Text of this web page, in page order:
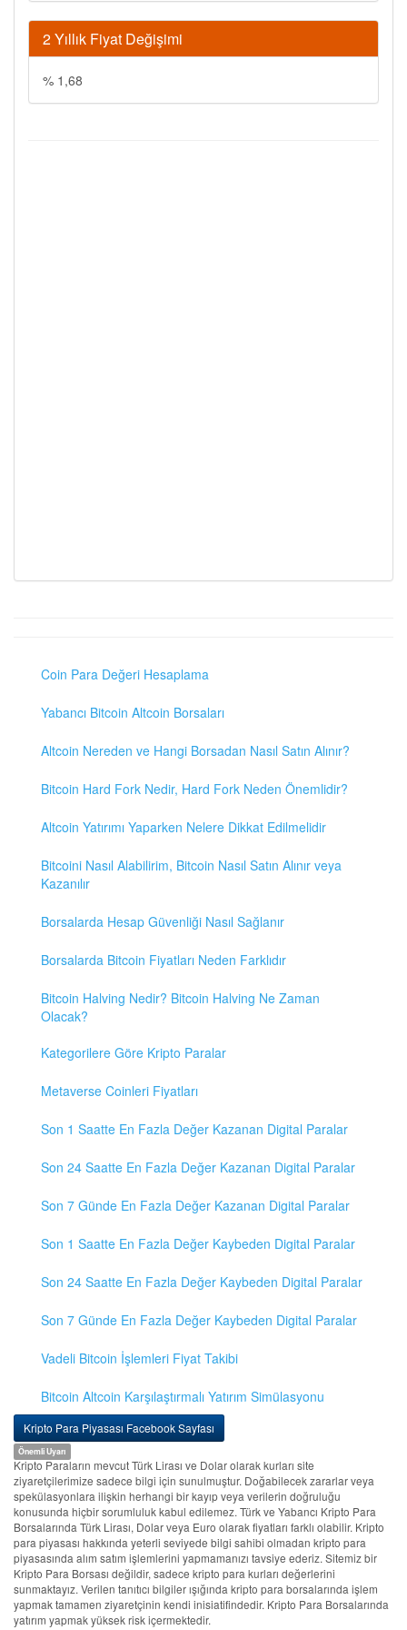
2 Yıllık Fiyat Değişimi
% 1,68
Coin Para Değeri Hesaplama
Yabancı Bitcoin Altcoin Borsaları
Altcoin Nereden ve Hangi Borsadan Nasıl Satın Alınır?
Bitcoin Hard Fork Nedir, Hard Fork Neden Önemlidir?
Altcoin Yatırımı Yaparken Nelere Dikkat Edilmelidir
Bitcoini Nasıl Alabilirim, Bitcoin Nasıl Satın Alınır veya
Kazanılır
Borsalarda Hesap Güvenliği Nasıl Sağlanır
Borsalarda Bitcoin Fiyatları Neden Farklıdır
Bitcoin Halving Nedir? Bitcoin Halving Ne Zaman
Olacak?
Kategorilere Göre Kripto Paralar
Metaverse Coinleri Fiyatları
Son 1 Saatte En Fazla Değer Kazanan Digital Paralar
Son 24 Saatte En Fazla Değer Kazanan Digital Paralar
Son 7 Günde En Fazla Değer Kazanan Digital Paralar
Son 1 Saatte En Fazla Değer Kaybeden Digital Paralar
Son 24 Saatte En Fazla Değer Kaybeden Digital Paralar
Son 7 Günde En Fazla Değer Kaybeden Digital Paralar
Vadeli Bitcoin İşlemleri Fiyat Takibi
Bitcoin Altcoin Karşılaştırmalı Yatırım Simülasyonu
Kripto Para Piyasası Facebook Sayfası
Önemli Uyarı
Kripto Paraların mevcut Türk Lirası ve Dolar olarak kurları site
ziyaretçilerimize sadece bilgi için sunulmuştur. Doğabilecek zararlar veya
spekülasyonlara ilişkin herhangi bir kayıp veya verilerin doğruluğu
konusunda hiçbir sorumluluk kabul edilemez. Türk ve Yabancı Kripto Para
Borsalarında Türk Lirası, Dolar veya Euro olarak fiyatları farklı olabilir. Kripto
para piyasası hakkında yeterli seviyede bilgi sahibi olmadan kripto para
piyasasında alım satım işlemlerini yapmamanızı tavsiye ederiz. Sitemiz bir
Kripto Para Borsası değildir, sadece kripto para kurları değerlerini
sunmaktayız. Verilen tanıtıcı bilgiler ışığında kripto para borsalarında işlem
yapmak tamamen ziyaretçinin kendi inisiatifindedir. Kripto Para Borsalarında
yatırım yapmak yüksek risk içermektedir.